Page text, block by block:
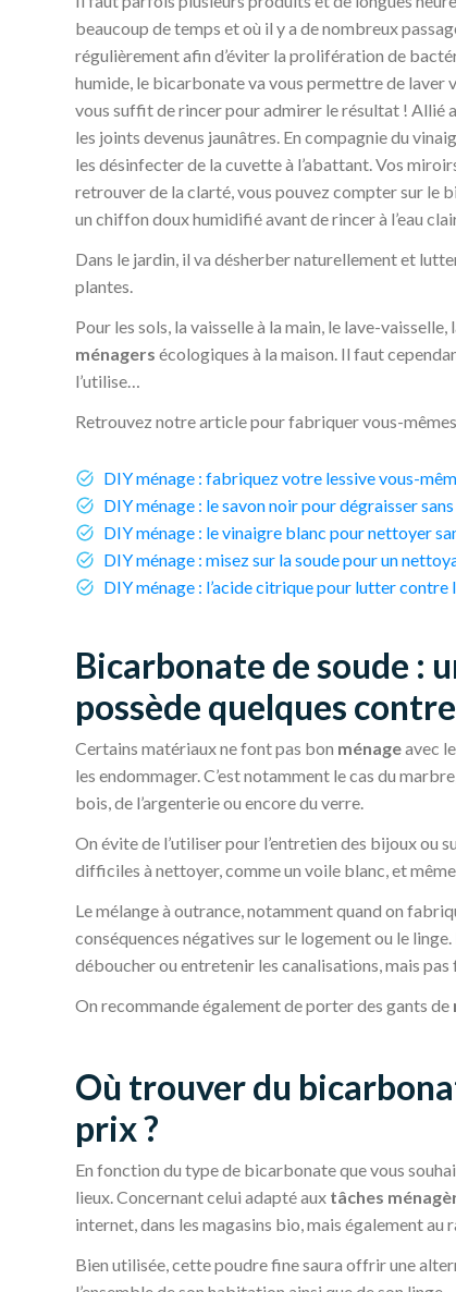
beaucoup de temps et où il y a de nombreux
régulièrement afin d’éviter la prolifération de
humide, le bicarbonate va vous permettre de
vous suffit de rincer pour admirer le résultat ! Allié
les joints devenus jaunâtres. En compagnie du
les désinfecter de la cuvette à l’abattant. Vos
retrouver de la clarté, vous pouvez compter sur le
un chiffon doux humidifié avant de rincer à l’eau
Dans le jardin, il va désherber naturellement et
plantes.
Pour les sols, la vaisselle à la main, le lave-
ménagers écologiques à la maison. Il faut
l’utilise…
Retrouvez notre article pour fabriquer vous-
DIY ménage : fabriquez votre lessive vous-
DIY ménage : le savon noir pour dégraisser
DIY ménage : le vinaigre blanc pour nettoyer
DIY ménage : misez sur la soude pour un
DIY ménage : l’acide citrique pour lutter contre
Bicarbonate de soude :
possède quelques
Certains matériaux ne font pas bon ménageavec
les endommager. C’est notamment le cas du
bois, de l’argenterie ou encore du verre.
On évite de l’utiliser pour l’entretien des bijoux ou
difficiles à nettoyer, comme un voile blanc, et
Le mélange à outrance, notamment quand on
conséquences négatives sur le logement ou le
déboucher ou entretenir les canalisations, mais
On recommande également de porter des gants de
Où trouver du
prix ?
En fonction du type de bicarbonate que vous
lieux. Concernant celui adapté aux tâches
internet, dans les magasins bio, mais également au
Bien utilisée, cette poudre fine saura offrir une